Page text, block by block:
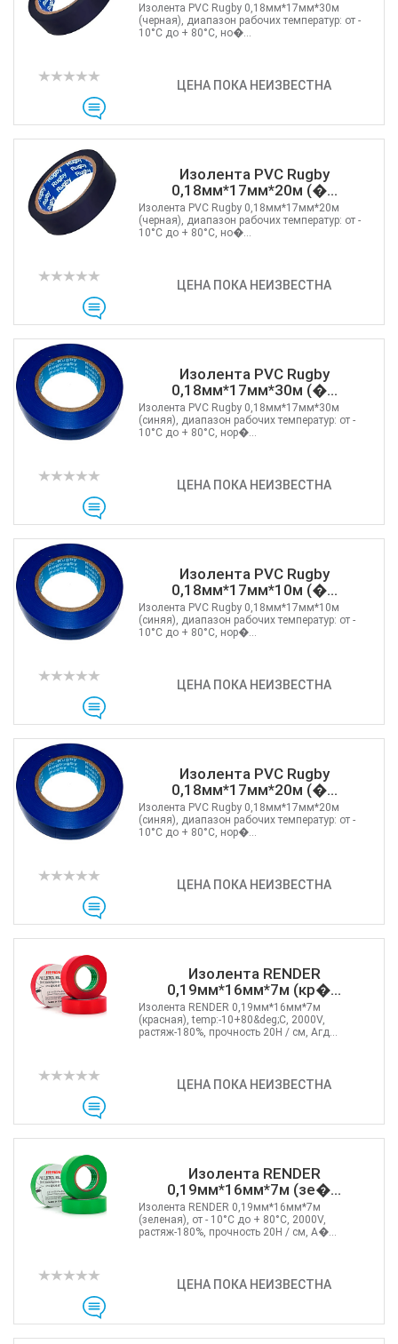
ЦЕНА ПОКА НЕИЗВЕСТНА
Изолента PVC Rugby 0,18мм*17мм*30м
(черная), диапазон рабочих температур: от -
10°C до + 80°C, но�...
Изолента PVC Rugby
0,18мм*17мм*20м (�...
ЦЕНА ПОКА НЕИЗВЕСТНА
Изолента PVC Rugby 0,18мм*17мм*20м
(черная), диапазон рабочих температур: от -
10°C до + 80°C, но�...
Изолента PVC Rugby
0,18мм*17мм*30м (�...
ЦЕНА ПОКА НЕИЗВЕСТНА
Изолента PVC Rugby 0,18мм*17мм*30м
(синяя), диапазон рабочих температур: от -
10°C до + 80°C, нор�...
Изолента PVC Rugby
0,18мм*17мм*10м (�...
ЦЕНА ПОКА НЕИЗВЕСТНА
Изолента PVC Rugby 0,18мм*17мм*10м
(синяя), диапазон рабочих температур: от -
10°C до + 80°C, нор�...
Изолента PVC Rugby
0,18мм*17мм*20м (�...
ЦЕНА ПОКА НЕИЗВЕСТНА
Изолента PVC Rugby 0,18мм*17мм*20м
(синяя), диапазон рабочих температур: от -
10°C до + 80°C, нор�...
Изолента RENDER
0,19мм*16мм*7м (кр�...
ЦЕНА ПОКА НЕИЗВЕСТНА
Изолента RENDER 0,19мм*16мм*7м
(красная), temp:-10+80&deg;С, 2000V,
растяж-180%, прочность 20Н / см, Агд...
Изолента RENDER
0,19мм*16мм*7м (зе�...
ЦЕНА ПОКА НЕИЗВЕСТНА
Изолента RENDER 0,19мм*16мм*7м
(зеленая), от - 10°C до + 80°C, 2000V,
растяж-180%, прочность 20Н / см, А�...